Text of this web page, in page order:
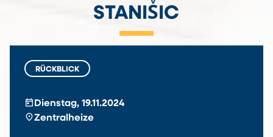
STANISͮIC
RÜCKBLICK
today Dienstag, 19.11.2024
location_onZentralheize